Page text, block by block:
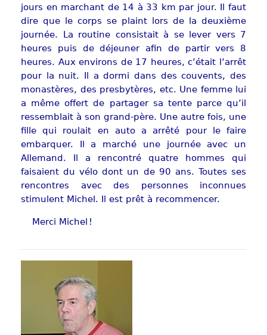
jours en marchant de 14 à 33 km par jour. Il faut
dire que le corps se plaint lors de la deuxième
journée. La routine consistait à se lever vers 7
heures puis de déjeuner afin de partir vers 8
heures. Aux environs de 17 heures, c’était l’arrêt
pour la nuit. Il a dormi dans des couvents, des
monastères, des presbytères, etc. Une femme lui
a même offert de partager sa tente parce qu’il
ressemblait à son grand-père. Une autre fois, une
fille qui roulait en auto a arrêté pour le faire
embarquer. Il a marché une journée avec un
Allemand. Il a rencontré quatre hommes qui
faisaient du vélo dont un de 90 ans. Toutes ses
rencontres avec des personnes inconnues
stimulent Michel. Il est prêt à recommencer.
Merci Michel !